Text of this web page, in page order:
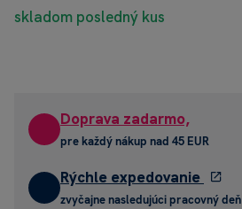
skladom posledný kus
Doprava zadarmo,
pre každý nákup nad 45 EUR
Rýchle expedovanie
zvyčajne nasledujúci pracovný deň